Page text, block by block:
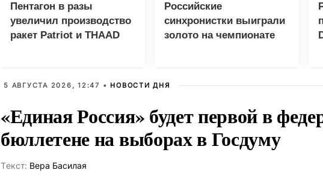
Пентагон в разы
увеличил производство
ракет Patriot и THAAD
Российские
синхронистки выиграли
золото на чемпионате
5 АВГУСТА 2026, 12:47 • НОВОСТИ ДНЯ
«Единая Россия» будет первой в
бюллетене на выборах в Госдуму
Tекст: Вера Басилая